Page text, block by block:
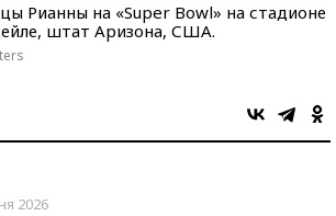
Рианны на «Super Bowl» на стадионе
штат Аризона, США.
2026